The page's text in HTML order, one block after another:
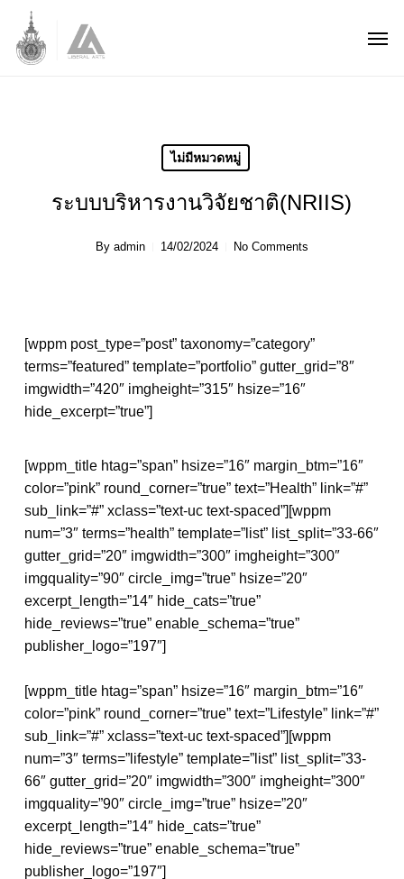
main
ไม่มีหมวดหมู่
ระบบบริหารงานวิจัยชาติ(NRIIS)
By admin 14/02/2024 No Comments
[wppm post_type=”post” taxonomy=”category”
terms=”featured” template=”portfolio” gutter_grid=”8″
imgwidth=”420″ imgheight=”315″ hsize=”16″
hide_excerpt=”true”]
[wppm_title htag=”span” hsize=”16″ margin_btm=”16″
color=”pink” round_corner=”true” text=”Health” link=”#”
sub_link=”#” xclass=”text-uc text-spaced”][wppm
num=”3″ terms=”health” template=”list” list_split=”33-66″
gutter_grid=”20″ imgwidth=”300″ imgheight=”300″
imgquality=”90″ circle_img=”true” hsize=”20″
excerpt_length=”14″ hide_cats=”true”
hide_reviews=”true” enable_schema=”true”
publisher_logo=”197″]
[wppm_title htag=”span” hsize=”16″ margin_btm=”16″
color=”pink” round_corner=”true” text=”Lifestyle” link=”#”
sub_link=”#” xclass=”text-uc text-spaced”][wppm
num=”3″ terms=”lifestyle” template=”list” list_split=”33-
66″ gutter_grid=”20″ imgwidth=”300″ imgheight=”300″
imgquality=”90″ circle_img=”true” hsize=”20″
excerpt_length=”14″ hide_cats=”true”
hide_reviews=”true” enable_schema=”true”
publisher_logo=”197″]